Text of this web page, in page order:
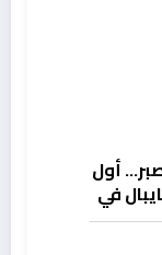
أول
في